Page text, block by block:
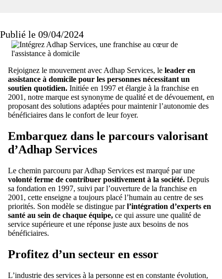
Publié le 09/04/2024
Rejoignez le mouvement avec Adhap Services, le leader en
assistance à domicile pour les personnes nécessitant un
soutien quotidien. Initiée en 1997 et élargie à la franchise en
2001, notre marque est synonyme de qualité et de dévouement, en
proposant des solutions adaptées pour maintenir l’autonomie des
bénéficiaires dans le confort de leur foyer.
Embarquez dans le parcours valorisant
d’Adhap Services
Le chemin parcouru par Adhap Services est marqué par une
volonté ferme de contribuer positivement à la société. Depuis
sa fondation en 1997, suivi par l’ouverture de la franchise en
2001, cette enseigne a toujours placé l’humain au centre de ses
priorités. Son modèle se distingue parl’intégration d’experts en
santé au sein de chaque équipe, ce qui assure une qualité de
service supérieure et une réponse juste aux besoins de nos
bénéficiaires.
Profitez d’un secteur en essor
L’industrie des services à la personne est en constante évolution,